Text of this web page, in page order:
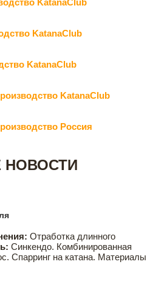
KatanaClub
KatanaClub
KatanaClub
KatanaClub
Россия
НОВОСТИ
Отработка длинного
Синкендо. Комбинированная
Спарринг на катана. Материалы